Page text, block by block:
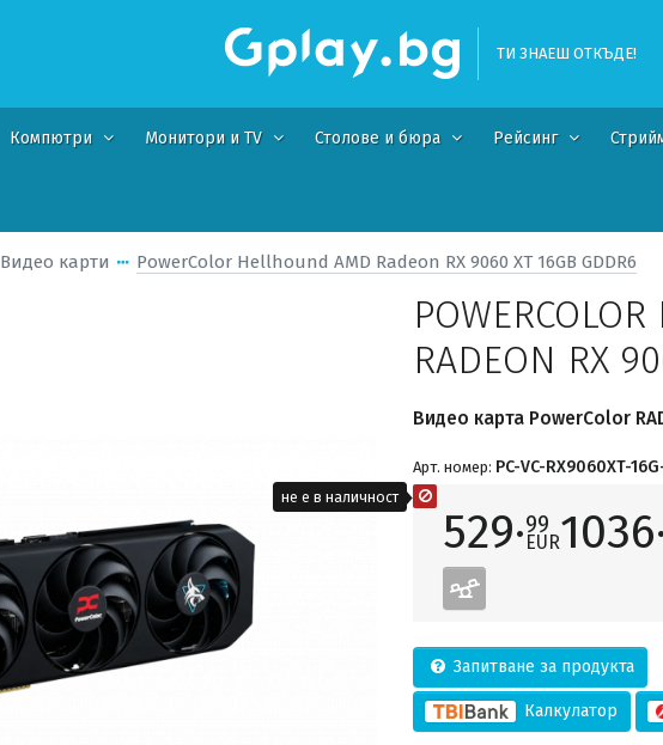
ТИ ЗНАЕШ ОТКЪДЕ!
Компютри Монитори и TV Столове и бюра Рейсинг
Видео карти PowerColor Hellhound AMD Radeon RX 9060 XT 16GB GDDR6
RADEON RX
Видео карта PowerColor
Арт. номер: PC-VC-RX9060XT-
529·99
EUR1036·
Запитване за продукта
Калкулатор
не е в наличност